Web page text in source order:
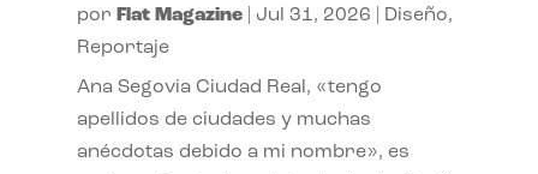
por Flat Magazine| Jul 31, 2026 Diseño,
Reportaje
Ana Segovia Ciudad Real, «tengo
apellidos de ciudades y muchas
anécdotas debido a mi nombre», es